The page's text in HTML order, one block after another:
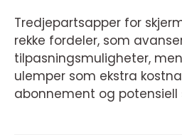
Tredjepartsapper for
rekke fordeler, som
tilpasningsmuligheter,
ulemper som ekstra
abonnement og potensiell